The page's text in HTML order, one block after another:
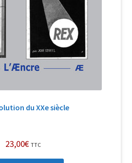
du XXe siècle
23,00€ TTC